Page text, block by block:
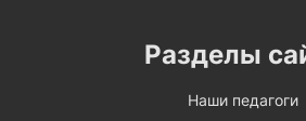
Разделы
Наши педагоги